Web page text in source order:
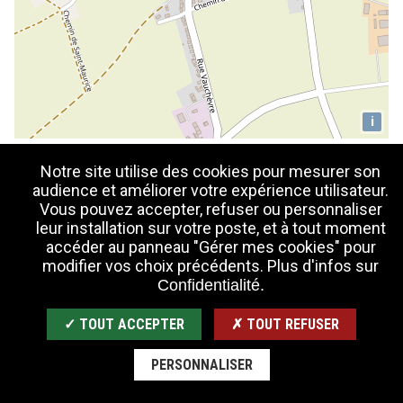
i
RETOUR À LA LISTE
CHÂTEAU DE BLANDY
Notre site utilise des cookies pour mesurer son
audience et améliorer votre expérience utilisateur.
Vous pouvez accepter, refuser ou personnaliser
leur installation sur votre poste, et à tout moment
accéder au panneau "Gérer mes cookies" pour
modifier vos choix précédents. Plus d'infos sur
Confidentialité.
✓ TOUT ACCEPTER ✗ TOUT REFUSER
PERSONNALISER